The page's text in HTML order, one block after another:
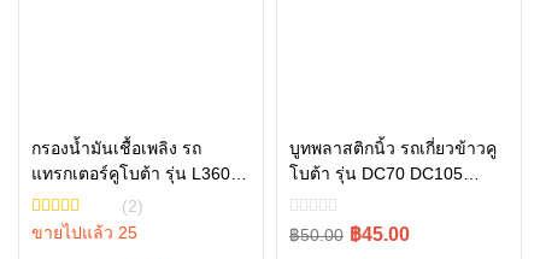
กรองน้ำมันเชื้อเพลิง รถ
แทรกเตอร์คูโบต้า รุ่น L3608,
L4018, L4508, L4708,
L5018, M6040 W9501-
(2)
ขายไปแล้ว 25
หยิบใส่ตะกร้า
บูทพลาสติกนิ้ว รถเกี่ยวข้าวคู
โบต้า รุ่น DC70 DC105
5t124-52463
฿50.00
Original฿45.00
Current
หยิบใส่ตะกร้า